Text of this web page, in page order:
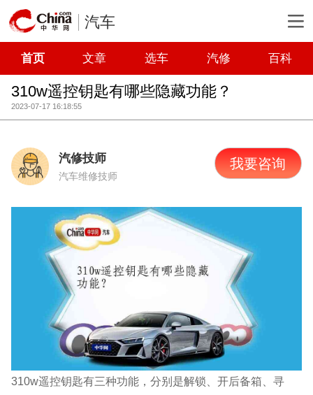
汽车
首页 文章 选车 汽修 百科
310w遥控钥匙有哪些隐藏功能？
2023-07-17 16:18:55
汽修技师
汽车维修技师
我要咨询
310w遥控钥匙有三种功能，分别是解锁、开后备箱、寻